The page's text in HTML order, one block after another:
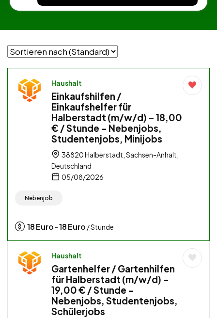
Haushalt
Einkaufshilfen /
Einkaufshelfer für
Halberstadt (m/w/d) – 18,00
€ / Stunde – Nebenjobs,
Studentenjobs, Minijobs
38820 Halberstadt, Sachsen-Anhalt,
Deutschland
05/08/2026
Nebenjob
18Euro -18Euro / Stunde
Haushalt
Gartenhelfer / Gartenhilfen
für Halberstadt (m/w/d) –
19,00 € / Stunde –
Nebenjobs, Studentenjobs,
Schülerjobs